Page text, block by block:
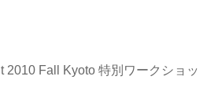
2010 Fall Kyoto 特別ワークショッ